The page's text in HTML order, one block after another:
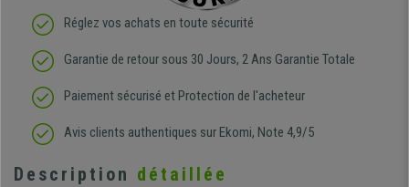
Réglez vos achats en toute sécurité
Garantie de retour sous 30 Jours, 2 Ans Garantie Totale
Paiement sécurisé et Protection de l'acheteur
Avis clients authentiques sur Ekomi, Note 4,9/5
Description détaillée